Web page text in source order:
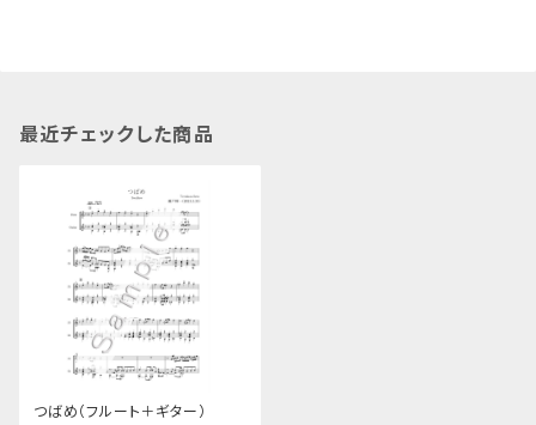
最近チェックした商品
つばめ（フルート＋ギター）